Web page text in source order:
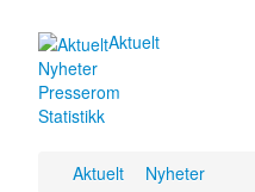
Aktuelt
Nyheter
Presserom
Statistikk
Aktuelt Nyheter